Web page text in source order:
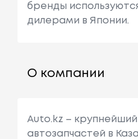
бренды
дилерами в Японии.
О компании
Auto.kz –
автозапчастей в